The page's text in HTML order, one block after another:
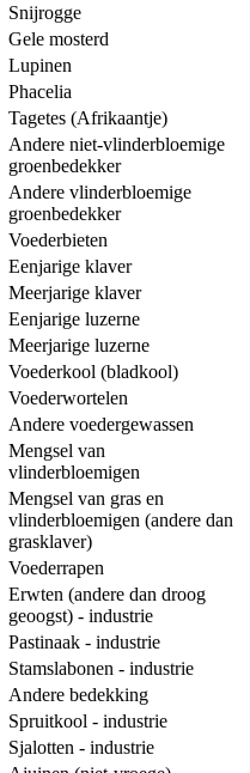
Snijrogge
Gele mosterd
Lupinen
Phacelia
Tagetes (Afrikaantje)
Andere niet-vlinderbloemige
groenbedekker
Andere vlinderbloemige
groenbedekker
Voederbieten
Eenjarige klaver
Meerjarige klaver
Eenjarige luzerne
Meerjarige luzerne
Voederkool (bladkool)
Voederwortelen
Andere voedergewassen
Mengsel van
vlinderbloemigen
Mengsel van gras en
vlinderbloemigen (andere dan
grasklaver)
Voederrapen
Erwten (andere dan droog
geoogst) - industrie
Pastinaak - industrie
Stamslabonen - industrie
Andere bedekking
Spruitkool - industrie
Sjalotten - industrie